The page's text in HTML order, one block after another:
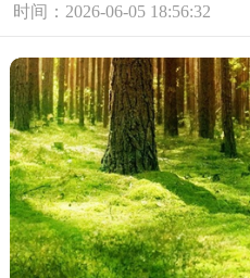
时间：2026-06-05 18:56:32